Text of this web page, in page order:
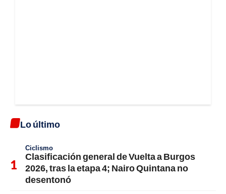
Lo último
Ciclismo
Clasificación general de Vuelta a Burgos
2026, tras la etapa 4; Nairo Quintana no
desentonó